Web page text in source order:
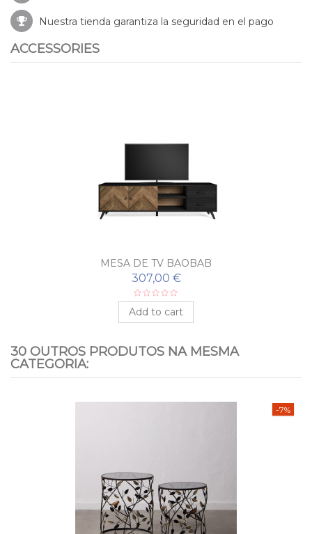
Nuestra tienda garantiza la seguridad en el pago
ACCESSORIES
MESA DE TV BAOBAB
307,00 €
Add to cart
30 OUTROS PRODUTOS NA MESMA
CATEGORIA:
-7%